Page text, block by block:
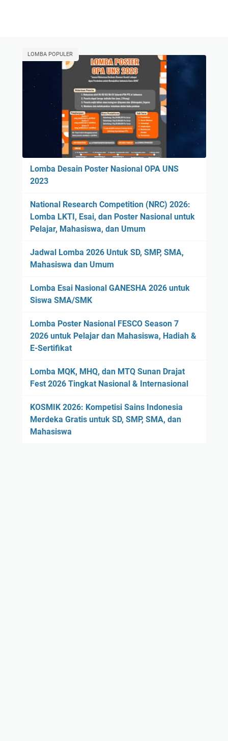
LOMBA POPULER
Lomba Desain Poster Nasional OPA UNS
2023
National Research Competition (NRC) 2026:
Lomba LKTI, Esai, dan Poster Nasional untuk
Pelajar, Mahasiswa, dan Umum
Jadwal Lomba 2026 Untuk SD, SMP, SMA,
Mahasiswa dan Umum
Lomba Esai Nasional GANESHA 2026 untuk
Siswa SMA/SMK
Lomba Poster Nasional FESCO Season 7
2026 untuk Pelajar dan Mahasiswa, Hadiah &
E-Sertifikat
Lomba MQK, MHQ, dan MTQ Sunan Drajat
Fest 2026 Tingkat Nasional & Internasional
KOSMIK 2026: Kompetisi Sains Indonesia
Merdeka Gratis untuk SD, SMP, SMA, dan
Mahasiswa